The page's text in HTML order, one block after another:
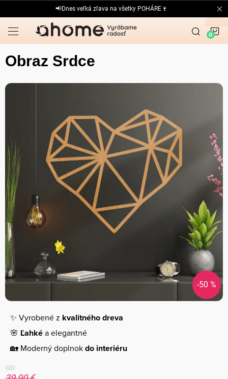
na
obsah
📢Dnes veľká zľava na všetky POHÁRE🍷
Obraz Srdce
-50 %
✨ Vyrobené z kvalitného dreva
🌸 Ľahkéa elegantné
🏡 Moderný doplnokdo interiéru